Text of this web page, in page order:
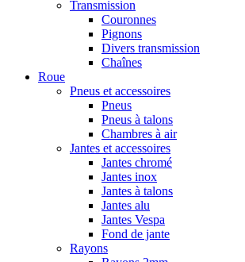
Transmission
Couronnes
Pignons
Divers transmission
Chaînes
Roue
Pneus et accessoires
Pneus
Pneus à talons
Chambres à air
Jantes et accessoires
Jantes chromé
Jantes inox
Jantes à talons
Jantes alu
Jantes Vespa
Fond de jante
Rayons